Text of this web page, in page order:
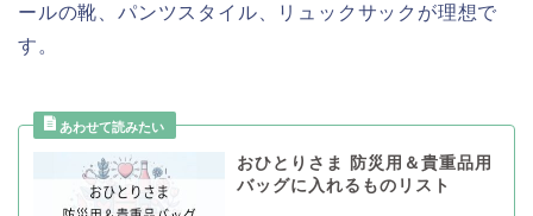
ールの靴、パンツスタイル、リュックサックが理想で
す。
おひとりさま 防災用＆貴重品用
バッグに入れるものリスト